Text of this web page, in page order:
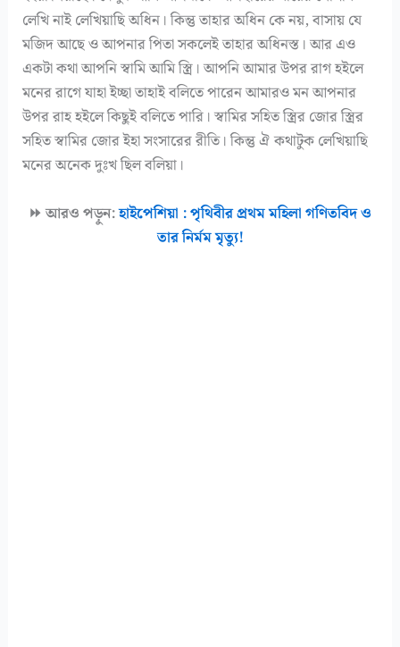
লেখি নাই লেখিয়াছি অধিন। কিন্তু তাহার অধিন কে নয়, বাসায় যে
মজিদ আছে ও আপনার পিতা সকলেই তাহার অধিনস্ত। আর এও
একটা কথা আপনি স্বামি আমি স্ত্রি। আপনি আমার উপর রাগ হইলে
মনের রাগে যাহা ইচ্ছা তাহাই বলিতে পারেন আমারও মন আপনার
উপর রাহ হইলে কিছুই বলিতে পারি। স্বামির সহিত স্ত্রির জোর স্ত্রির
সহিত স্বামির জোর ইহা সংসারের রীতি। কিন্তু ঐ কথাটুক লেখিয়াছি
মনের অনেক দুঃখ ছিল বলিয়া।
⏩ আরও পড়ুন:হাইপেশিয়া : পৃথিবীর প্রথম মহিলা গণিতবিদ ও
তার নির্মম মৃত্যু!